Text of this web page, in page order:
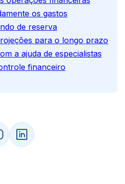
os gastos
de reserva
para o longo prazo
a ajuda de especialistas
financeiro